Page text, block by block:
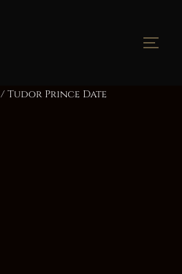
/ Tudor Prince Date